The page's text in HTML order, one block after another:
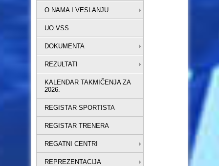
O NAMA I VESLANJU
UO VSS
DOKUMENTA
REZULTATI
KALENDAR TAKMIČENJA ZA
2026.
REGISTAR SPORTISTA
REGISTAR TRENERA
REGATNI CENTRI
REPREZENTACIJA